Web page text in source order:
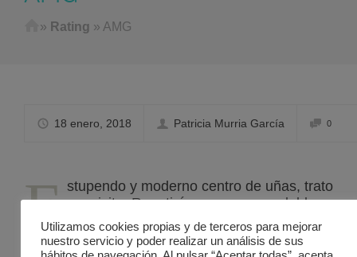
Home
» Rating » AMG
18 enero, 2018 Patricia Murria García 0
E stupendo y moderno centro de uñas, trato
exquisito. Repetiré, muy recomendable.
Utilizamos cookies propias y de terceros para mejorar
nuestro servicio y poder realizar un análisis de sus